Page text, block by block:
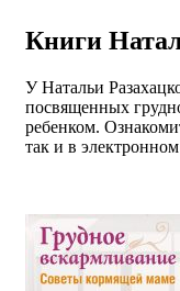
Книги
У Натальи
посвященных
ребенком.
так и в